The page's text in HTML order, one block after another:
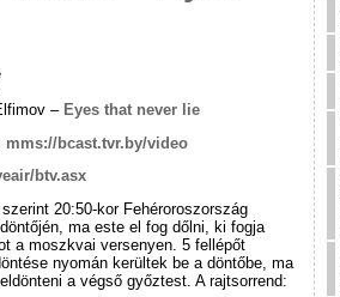
– Eyes that never lie
mms://bcast.tvr.by/video
btv.asx
20:50-kor Fehéroroszország
ma este el fog dőlni, ki fogja
a moszkvai versenyen. 5 fellépőt
nyomán kerültek be a döntőbe, ma
a végső győztest. A rajtsorrend: